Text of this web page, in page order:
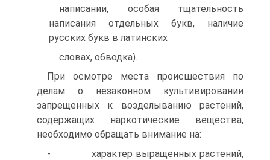
написании, особая тщательность
написания отдельных букв, наличие
русских букв в латинских
словах, обводка).
При осмотре места происшествия по
делам о незаконном культивировании
запрещенных к возделыванию растений,
содержащих наркотические вещества,
необходимо обращать внимание на:
- характер выращенных растений,